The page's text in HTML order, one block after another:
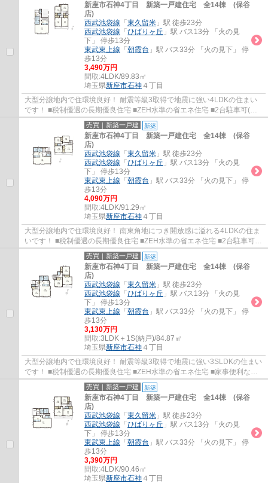
新座市石神4丁目 新築一戸建住宅 全14棟 (保谷
店)
西武池袋線 「 東久留米 」駅 徒歩23分
西武池袋線 「 ひばりヶ丘 」駅 バス13分 「火の見
下」 停歩13分
東武東上線 「 朝霞台 」駅 バス33分 「火の見下」 停
歩13分
3,490万円
間取:4LDK/89.83㎡
埼玉県新座市石神 ４丁目
大型分譲地内で住環境良好！ 耐震等級3取得で地震に強い4LDKの住まい
です！ ■税制優遇の長期優良住宅 ■ZEH水準の省エネ住宅 ■2台駐車可(車
種によります) ■家事便利な水回り集中設計 ■...
売買｜新築一戸建 新築
新座市石神4丁目 新築一戸建住宅 全14棟 (保谷
店)
西武池袋線 「 東久留米 」駅 徒歩23分
西武池袋線 「 ひばりヶ丘 」駅 バス13分 「火の見
下」 停歩13分
東武東上線 「 朝霞台 」駅 バス33分 「火の見下」 停
歩13分
4,090万円
間取:4LDK/91.29㎡
埼玉県新座市石神 ４丁目
大型分譲地内で住環境良好！ 南東角地につき開放感に溢れる4LDKの住ま
いです！ ■税制優遇の長期優良住宅 ■ZEH水準の省エネ住宅 ■2台駐車可
(車種によります) ■家事便利な水回り集中設...
売買｜新築一戸建 新築
新座市石神4丁目 新築一戸建住宅 全14棟 (保谷
店)
西武池袋線 「 東久留米 」駅 徒歩23分
西武池袋線 「 ひばりヶ丘 」駅 バス13分 「火の見
下」 停歩13分
東武東上線 「 朝霞台 」駅 バス33分 「火の見下」 停
歩13分
3,130万円
間取:3LDK＋1S(納戸)/84.87㎡
埼玉県新座市石神 ４丁目
大型分譲地内で住環境良好！ 耐震等級3取得で地震に強い3SLDKの住まい
です！ ■税制優遇の長期優良住宅 ■ZEH水準の省エネ住宅 ■家事便利な水
回り集中設計 ■全居室2面採光・収納付き ■...
売買｜新築一戸建 新築
新座市石神4丁目 新築一戸建住宅 全14棟 (保谷
店)
西武池袋線 「 東久留米 」駅 徒歩23分
西武池袋線 「 ひばりヶ丘 」駅 バス13分 「火の見
下」 停歩13分
東武東上線 「 朝霞台 」駅 バス33分 「火の見下」 停
歩13分
3,390万円
間取:4LDK/90.46㎡
埼玉県新座市石神 ４丁目